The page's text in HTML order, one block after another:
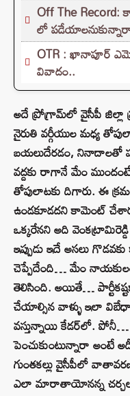
Off The Record:
లో
OTR : ఖానాపూర్
వివాదం..
అదే ప్రోగ్రామ్‌లో వైసీపీ జిల్లా
నైరుతి వర్గీయుల మధ్య
బయలుదేరడం, నినాదాలతో
వద్దకు రాగానే మేం
తోపులాటకు దిగారు. ఈ
ఉండకూడదని కామెంట్
ఒక్కరేనని అది
ఇప్పుడు ఇదే అసలు
చెప్పేదేంది… మేం
తెలిసింది. అయితే…
చేయాల్సిన వాళ్ళు ఇలా
వస్తున్నాయి కేడర్‌లో. పోనీ…
పెంచుకుంటున్నారా అంటే
గుంతకల్లు వైసీపీలో
ఎలా మారాతాయోనన్న చర్చలు